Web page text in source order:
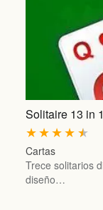
Solitaire 13 in
★
★
★
★
★
Cartas
Trece solitarios
diseño…